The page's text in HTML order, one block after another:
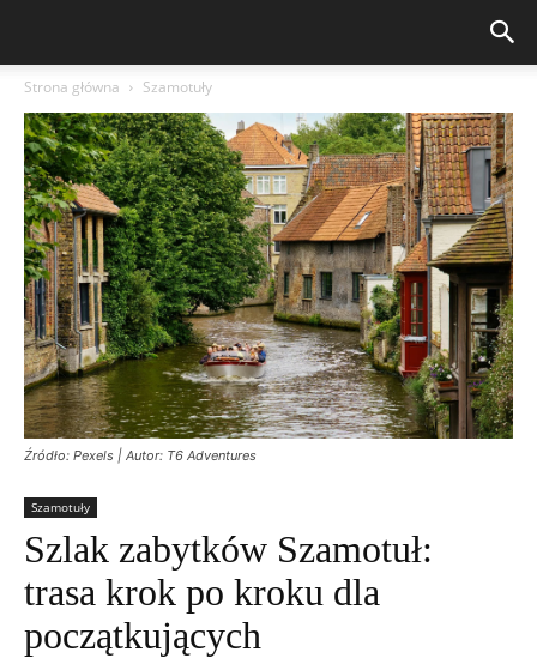
Strona główna Szamotuły
Źródło: Pexels | Autor: T6 Adventures
Szamotuły
Szlak zabytków Szamotuł:
trasa krok po kroku dla
początkujących